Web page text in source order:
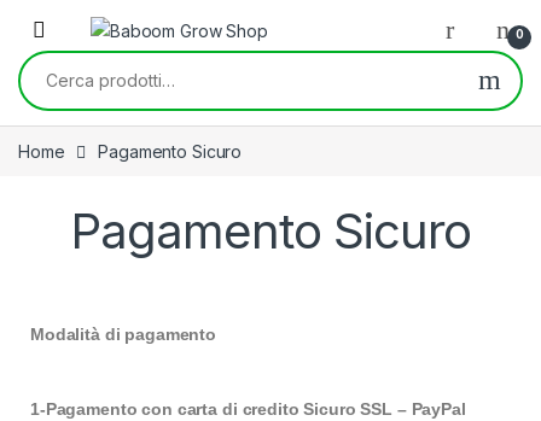
0
Home Pagamento Sicuro
Pagamento Sicuro
Modalità di pagamento
1-Pagamento con carta di credito Sicuro SSL – PayPal